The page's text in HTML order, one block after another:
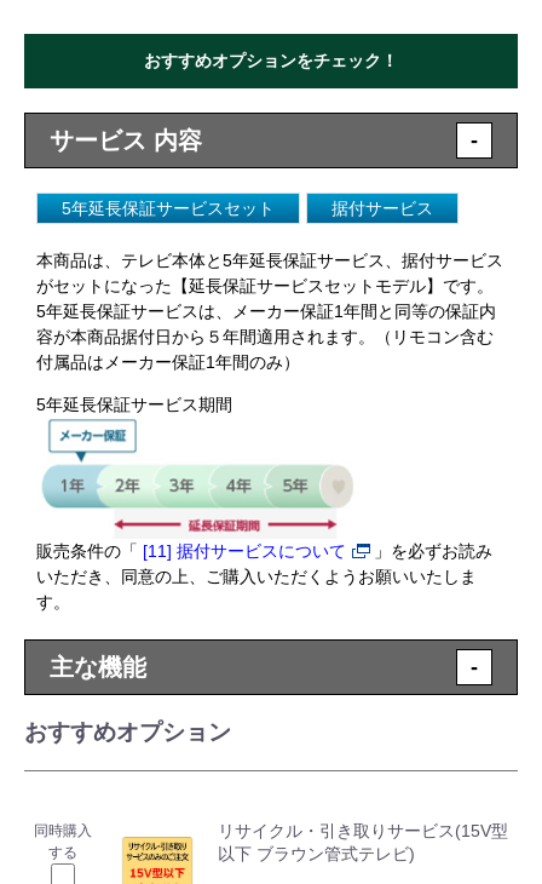
おすすめオプションをチェック！
サービス 内容 -
5年延長保証サービスセット 据付サービス
本商品は、テレビ本体と5年延長保証サービス、据付サービス
がセットになった【延長保証サービスセットモデル】です。
5年延長保証サービスは、メーカー保証1年間と同等の保証内
容が本商品据付日から５年間適用されます。（リモコン含む
付属品はメーカー保証1年間のみ）
5年延長保証サービス期間
販売条件の「 [11] 据付サービスについて
」を必ずお読み
いただき、同意の上、ご購入いただくようお願いいたしま
す。
主な機能 -
おすすめオプション
同時購入
する
リサイクル・引き取りサービス(15V型
以下 ブラウン管式テレビ)